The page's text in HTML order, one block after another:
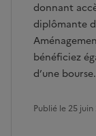
donnant
diplômante
bénéficiez
d’une bourse.
Publié le 25 juin